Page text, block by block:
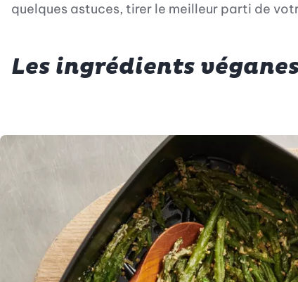
quelques astuces, tirer le meilleur parti de
Les ingrédients